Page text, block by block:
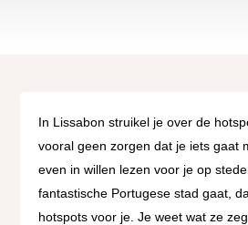
In Lissabon struikel je over de
vooral geen zorgen dat je iets gaat
even in willen lezen voor je op
fantastische Portugese stad gaat,
hotspots voor je. Je weet wat ze